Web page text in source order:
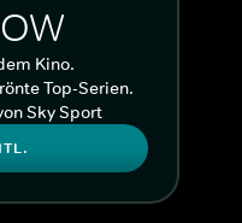
Kino.
Top-Serien.
Sky Sport